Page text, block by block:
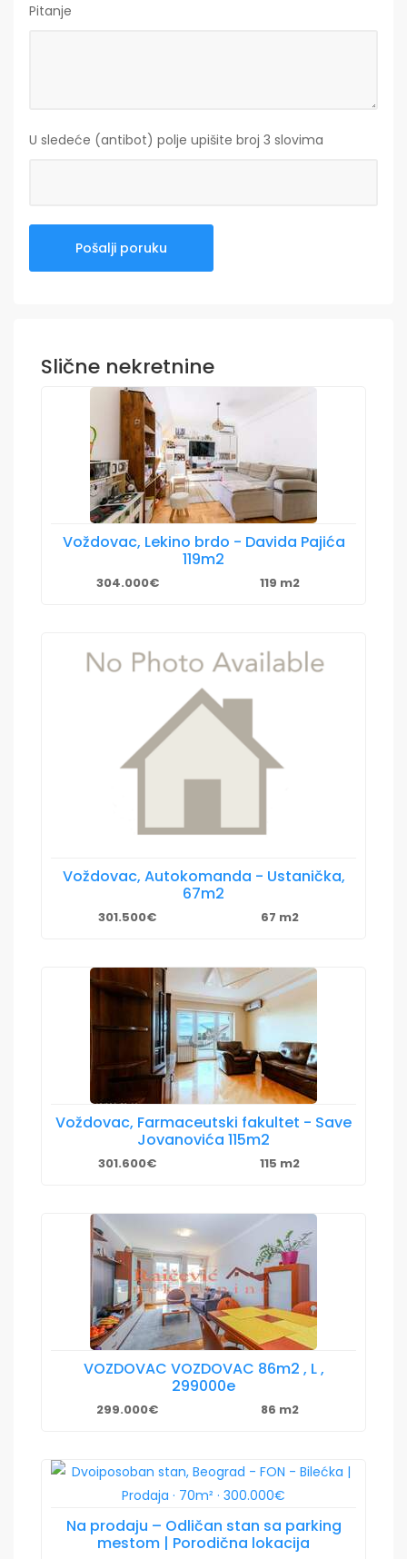
Pitanje
U sledeće (antibot) polje upišite broj 3 slovima
Slične nekretnine
Voždovac, Lekino brdo - Davida Pajića
119m2
304.000€ 119 m2
Voždovac, Autokomanda - Ustanička,
67m2
301.500€ 67 m2
Voždovac, Farmaceutski fakultet - Save
Jovanovića 115m2
301.600€ 115 m2
VOZDOVAC VOZDOVAC 86m2 , L ,
299000e
299.000€ 86 m2
Na prodaju – Odličan stan sa parking
mestom | Porodična lokacija